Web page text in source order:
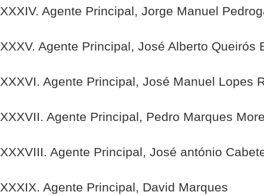
XXXIV. Agente Principal, Jorge Manuel
XXXV. Agente Principal, José Alberto Queirós
XXXVI. Agente Principal, José Manuel Lopes
XXXVII. Agente Principal, Pedro Marques
XXXVIII. Agente Principal, José antónio
XXXIX. Agente Principal, David Marques